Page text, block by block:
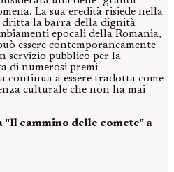
La sua eredità risiede nella
dritta la barra della dignità
epocali della Romania,
essere contemporaneamente
servizio pubblico per la
di numerosi premi
continua a essere tradotta come
culturale che non ha mai
"Il cammino delle comete" a